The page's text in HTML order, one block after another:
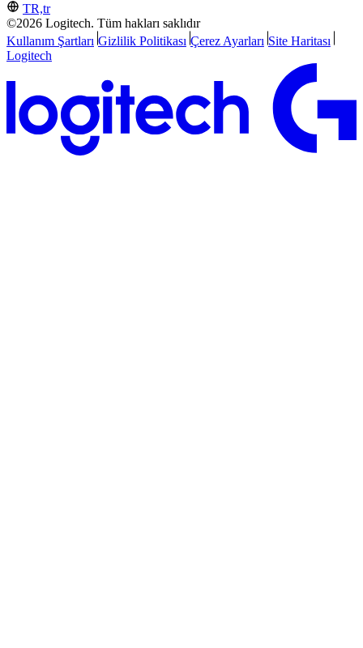
TR,tr
©2026 Logitech. Tüm hakları saklıdır
Kullanım Şartları Gizlilik Politikası Çerez Ayarları Site Haritası
Logitech